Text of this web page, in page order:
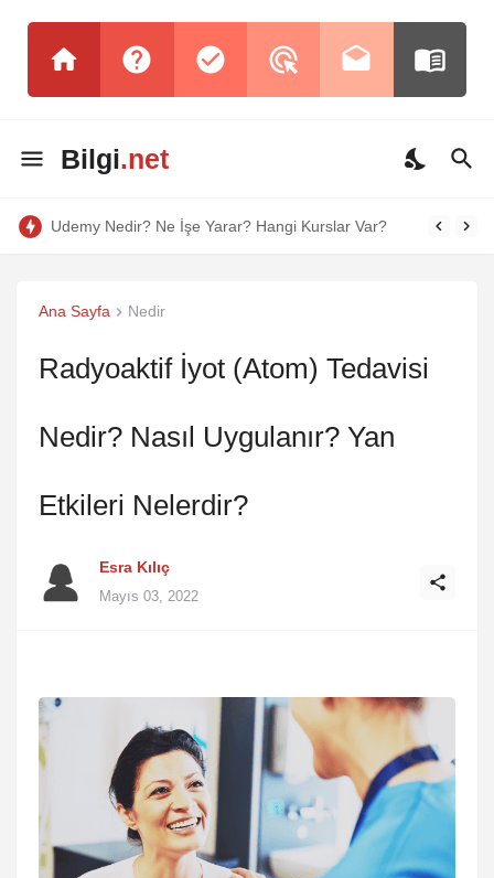
Bilgi.net
Udemy Nedir? Ne İşe Yarar? Hangi Kurslar Var?
Ana Sayfa Nedir
Radyoaktif İyot (Atom) Tedavisi
Nedir? Nasıl Uygulanır? Yan
Etkileri Nelerdir?
Esra Kılıç
Mayıs 03, 2022